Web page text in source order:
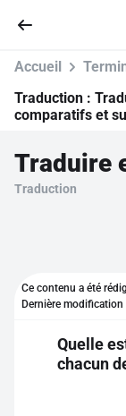
Parcourir
Se connecter
Accueil
Traduction :
comparatifs et
Traduction
Ce contenu a été
Dernière modification
Quelle
chacun